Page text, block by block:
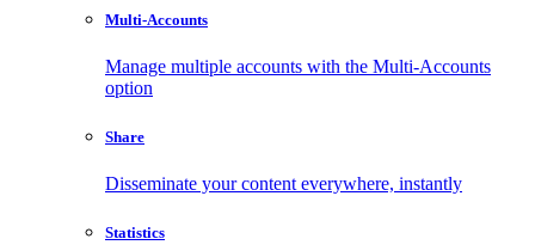
Multi-Accounts
Manage multiple accounts with the Multi-Accounts
option
Share
Disseminate your content everywhere, instantly
Statistics